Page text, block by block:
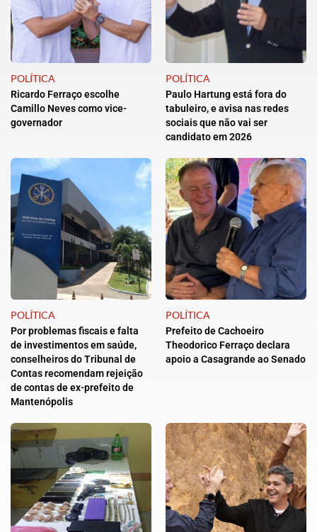
POLÍTICA
Ricardo Ferraço escolhe
Camillo Neves como vice-
governador
POLÍTICA
Paulo Hartung está fora do
tabuleiro, e avisa nas redes
sociais que não vai ser
candidato em 2026
POLÍTICA
Por problemas fiscais e falta
de investimentos em saúde,
conselheiros do Tribunal de
Contas recomendam rejeição
de contas de ex-prefeito de
Mantenópolis
POLÍTICA
Prefeito de Cachoeiro
Theodorico Ferraço declara
apoio a Casagrande ao Senado